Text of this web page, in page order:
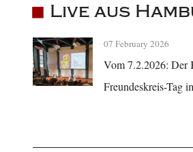
Live aus
07 February 2026
Vom 7.2.2026: Der
Freundeskreis-Tag